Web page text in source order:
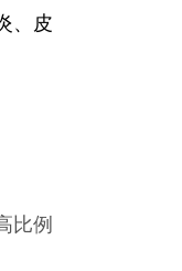
、皮
比例